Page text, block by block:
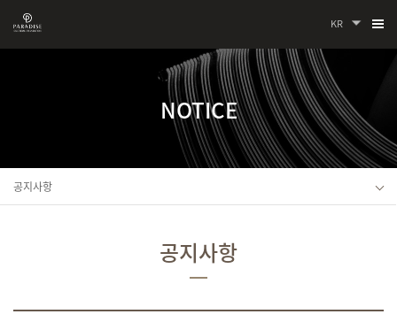
KR
NOTICE
공지사항
공지사항